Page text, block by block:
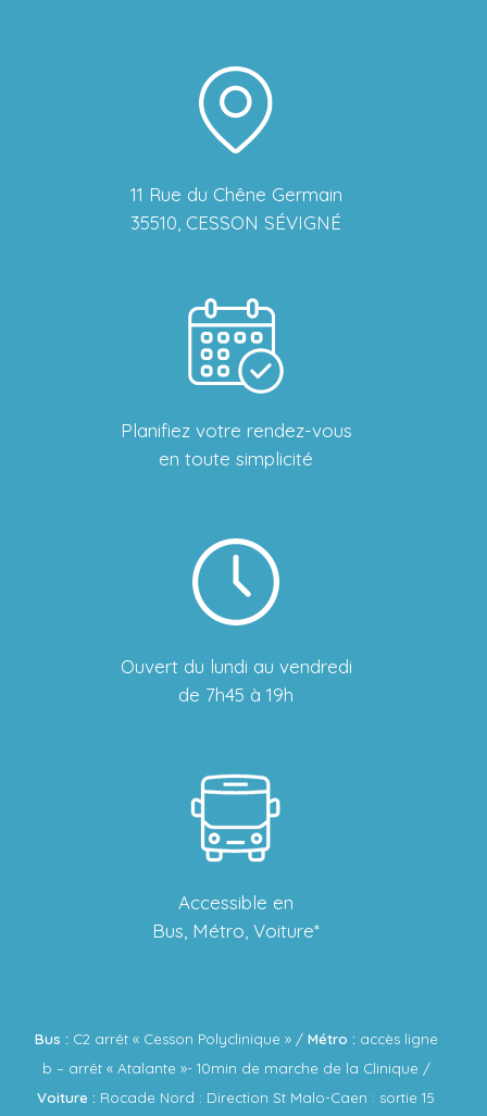
11 Rue du Chêne Germain
35510, CESSON SÉVIGNÉ
Planifiez votre rendez-vous
en toute simplicité
Ouvert du lundi au vendredi
de 7h45 à 19h
Accessible en
Bus, Métro, Voiture*
Bus : C2 arrêt « Cesson Polyclinique » / Métro : accès ligne
b – arrêt « Atalante »- 10min de marche de la Clinique /
Voiture : Rocade Nord : Direction St Malo-Caen : sortie 15